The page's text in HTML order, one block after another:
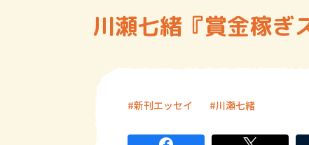
川瀬七緒『賞金稼ぎ
新刊エッセイ 川瀬七緒